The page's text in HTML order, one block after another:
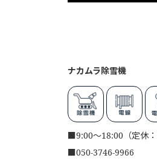
ナカムラ除雪機
■9:00～18:00（定休：
■050-3746-9966